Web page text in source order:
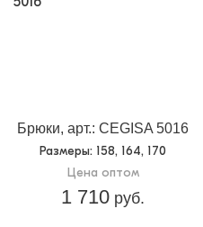
Брюки, арт.: CEGISA 5016
Размеры: 158, 164, 170
Цена оптом
1 710 руб.